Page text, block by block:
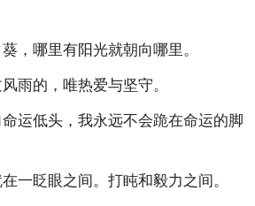
，哪里有阳光就朝向哪里。
雨的，唯热爱与坚守。
运低头，我永远不会跪在命运的脚
一眨眼之间。打盹和毅力之间。